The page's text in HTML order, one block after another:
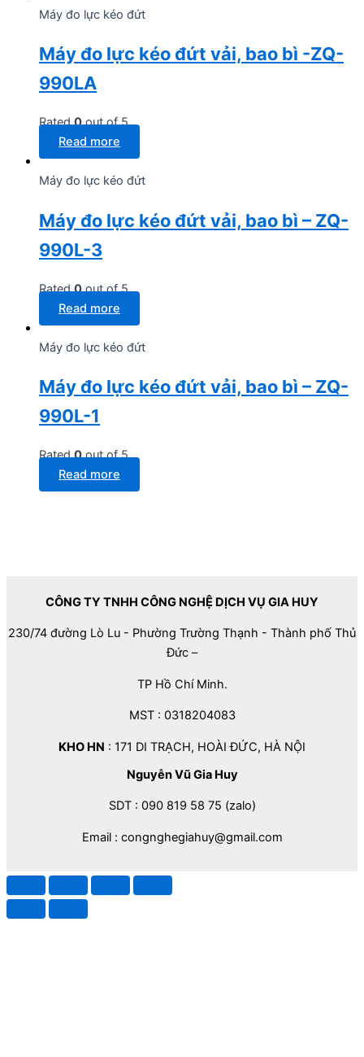
Máy đo lực kéo đứt
Máy đo lực kéo đứt vải, bao bì -ZQ-
990LA
Rated0out of 5
Read more
Máy đo lực kéo đứt
Máy đo lực kéo đứt vải, bao bì – ZQ-
990L-3
Rated0out of 5
Read more
Máy đo lực kéo đứt
Máy đo lực kéo đứt vải, bao bì – ZQ-
990L-1
Rated0out of 5
Read more
CÔNG TY TNHH CÔNG NGHỆ DỊCH VỤ GIA HUY
230/74 đường Lò Lu - Phường Trường Thạnh - Thành phố Thủ
Đức –
TP Hồ Chí Minh.
MST : 0318204083
KHO HN : 171 DI TRẠCH, HOÀI ĐỨC, HÀ NỘI
Nguyễn Vũ Gia Huy
SDT : 090 819 58 75 (zalo)
Email : congnghegiahuy@gmail.com